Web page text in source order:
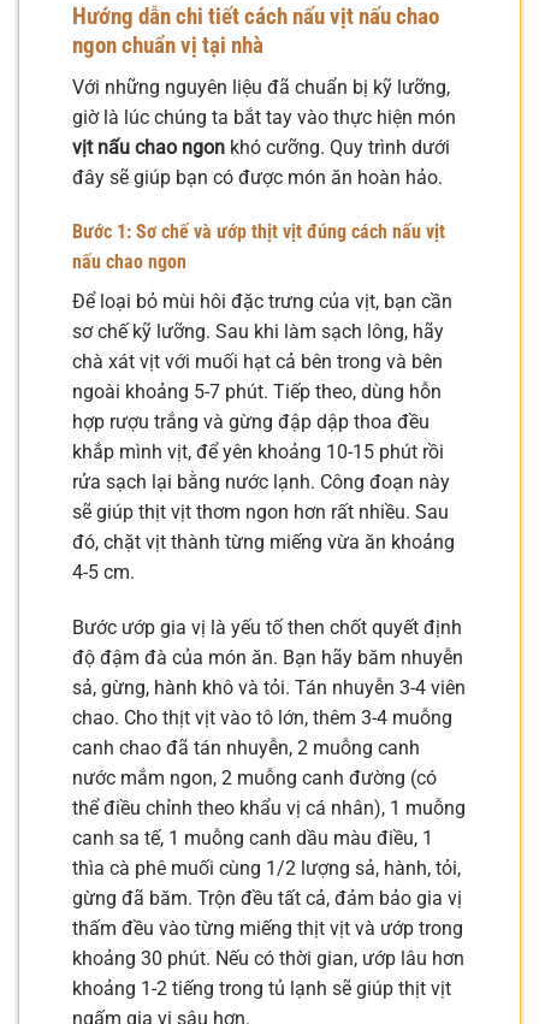
Hướng dẫn chi tiếtcách nấu vịt nấu chao
ngonchuẩn vị tại nhà
Với những nguyên liệu đã chuẩn bị kỹ lưỡng,
giờ là lúc chúng ta bắt tay vào thực hiện món
vịt nấu chao ngon khó cưỡng. Quy trình dưới
đây sẽ giúp bạn có được món ăn hoàn hảo.
Bước 1: Sơ chế và ướp thịt vịt đúng cách nấu vịt
nấu chao ngon
Để loại bỏ mùi hôi đặc trưng của vịt, bạn cần
sơ chế kỹ lưỡng. Sau khi làm sạch lông, hãy
chà xát vịt với muối hạt cả bên trong và bên
ngoài khoảng 5-7 phút. Tiếp theo, dùng hỗn
hợp rượu trắng và gừng đập dập thoa đều
khắp mình vịt, để yên khoảng 10-15 phút rồi
rửa sạch lại bằng nước lạnh. Công đoạn này
sẽ giúp thịt vịt thơm ngon hơn rất nhiều. Sau
đó, chặt vịt thành từng miếng vừa ăn khoảng
4-5 cm.
Bước ướp gia vị là yếu tố then chốt quyết định
độ đậm đà của món ăn. Bạn hãy băm nhuyễn
sả, gừng, hành khô và tỏi. Tán nhuyễn 3-4 viên
chao. Cho thịt vịt vào tô lớn, thêm 3-4 muỗng
canh chao đã tán nhuyễn, 2 muỗng canh
nước mắm ngon, 2 muỗng canh đường (có
thể điều chỉnh theo khẩu vị cá nhân), 1 muỗng
canh sa tế, 1 muỗng canh dầu màu điều, 1
thìa cà phê muối cùng 1/2 lượng sả, hành, tỏi,
gừng đã băm. Trộn đều tất cả, đảm bảo gia vị
thấm đều vào từng miếng thịt vịt và ướp trong
khoảng 30 phút. Nếu có thời gian, ướp lâu hơn
khoảng 1-2 tiếng trong tủ lạnh sẽ giúp thịt vịt
ngấm gia vị sâu hơn.